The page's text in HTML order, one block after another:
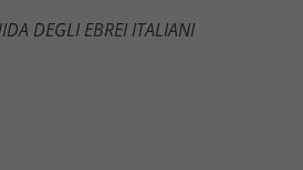
DEGLI EBREI ITALIANI